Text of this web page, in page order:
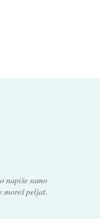
napiše samo
moreš peljat.